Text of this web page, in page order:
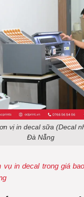
vị in decal sữa (Decal
Đà Nẵng
vụ in decal trong giá